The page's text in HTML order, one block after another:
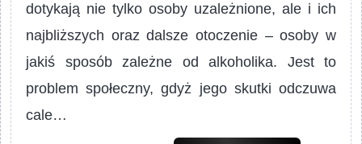
dotykają nie tylko osoby uzależnione, ale i ich
najbliższych oraz dalsze otoczenie – osoby w
jakiś sposób zależne od alkoholika. Jest to
problem społeczny, gdyż jego skutki odczuwa
cale…